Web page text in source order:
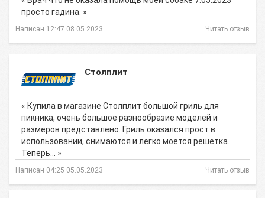
просто гадина. »
Написан 12:47 08.05.2023 Читать отзыв
Столплит
« Купила в магазине Столплит большой гриль для
пикника, очень большое разнообразие моделей и
размеров представлено. Гриль оказался прост в
использовании, снимаются и легко моется решетка.
Теперь… »
Написан 04:25 05.05.2023 Читать отзыв